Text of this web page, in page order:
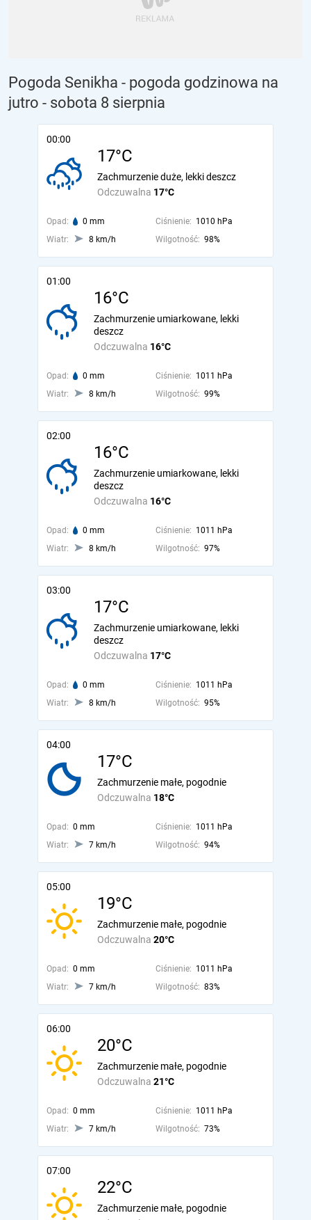
Pogoda Senikha - pogoda godzinowa na
jutro - sobota 8 sierpnia
00:00
17°C
Odczuwalna 17°C
Zachmurzenie duże, lekki deszcz
Opad: 0 mm Ciśnienie: 1010 hPa
Wiatr:
8 km/h Wilgotność: 98%
01:00
16°C
Odczuwalna 16°C
Zachmurzenie umiarkowane, lekki
deszcz
Opad: 0 mm Ciśnienie: 1011 hPa
Wiatr:
8 km/h Wilgotność: 99%
02:00
16°C
Odczuwalna 16°C
Zachmurzenie umiarkowane, lekki
deszcz
Opad: 0 mm Ciśnienie: 1011 hPa
Wiatr:
8 km/h Wilgotność: 97%
03:00
17°C
Odczuwalna 17°C
Zachmurzenie umiarkowane, lekki
deszcz
Opad: 0 mm Ciśnienie: 1011 hPa
Wiatr:
8 km/h Wilgotność: 95%
04:00
17°C
Odczuwalna 18°C
Zachmurzenie małe, pogodnie
Opad: 0 mm Ciśnienie: 1011 hPa
Wiatr:
7 km/h Wilgotność: 94%
05:00
19°C
Odczuwalna 20°C
Zachmurzenie małe, pogodnie
Opad: 0 mm Ciśnienie: 1011 hPa
Wiatr:
7 km/h Wilgotność: 83%
06:00
20°C
Odczuwalna 21°C
Zachmurzenie małe, pogodnie
Opad: 0 mm Ciśnienie: 1011 hPa
Wiatr:
7 km/h Wilgotność: 73%
07:00
22°C
Zachmurzenie małe, pogodnie